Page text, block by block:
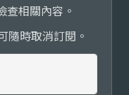
查相關內容。
隨時取消訂閱。